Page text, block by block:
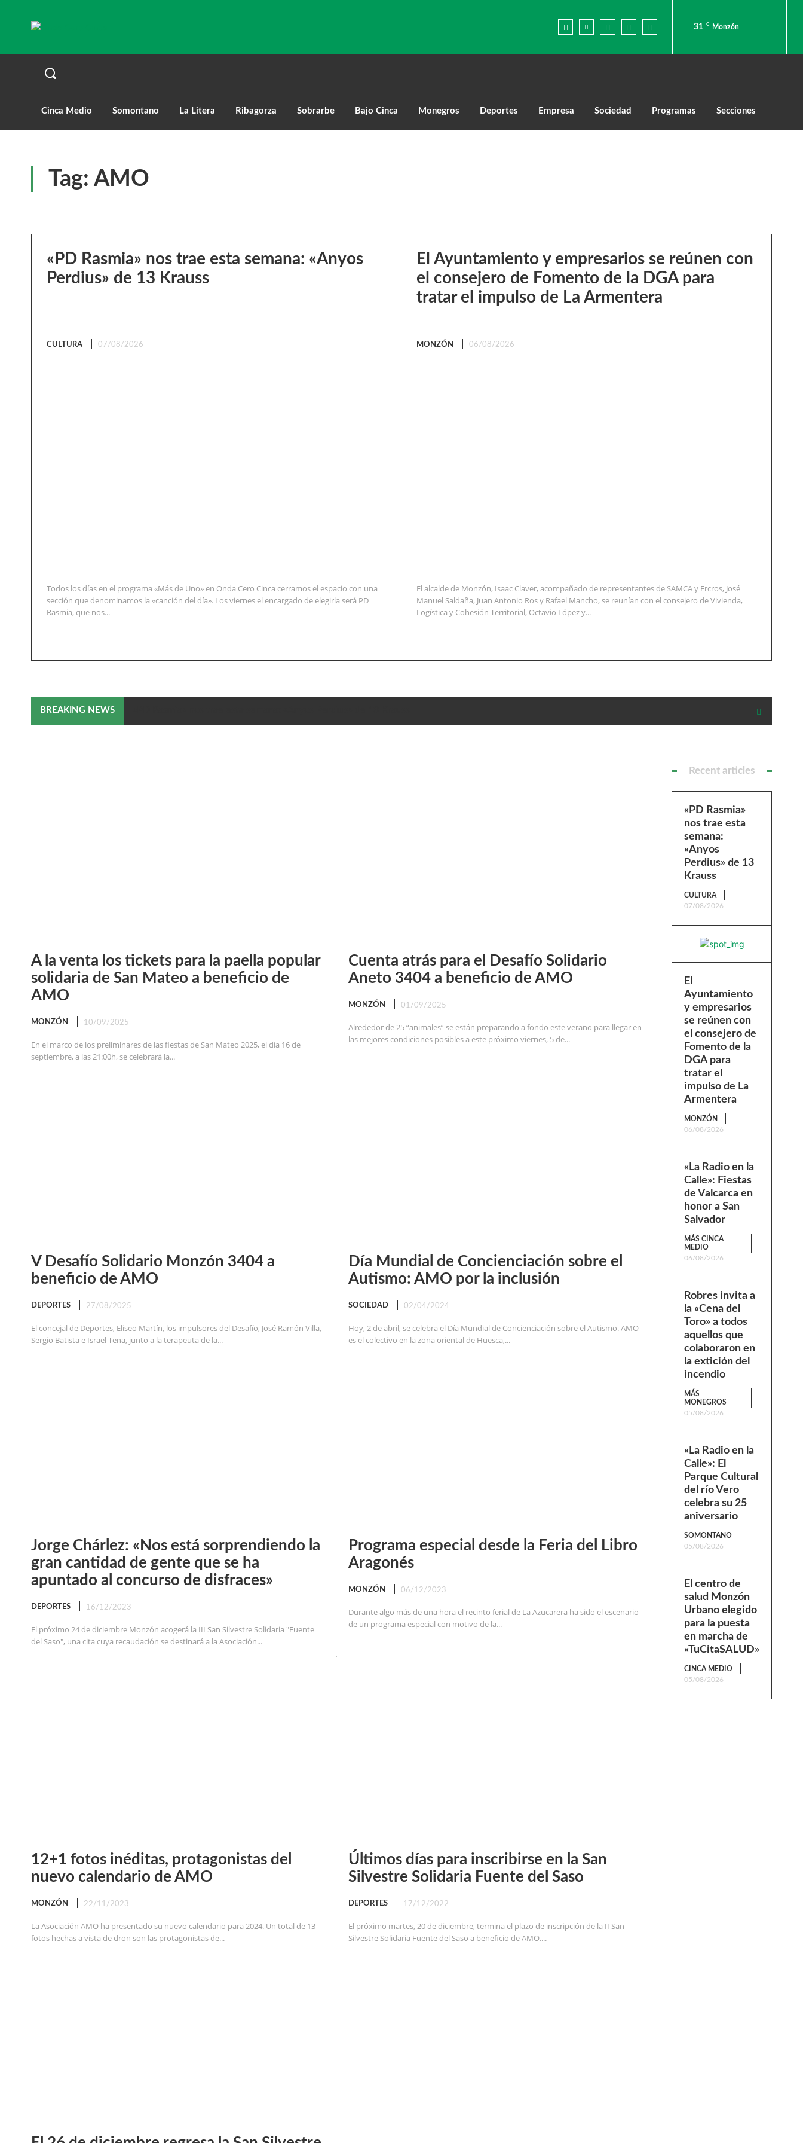
31 C Monzón
Cinca Medio Somontano La Litera Ribagorza Sobrarbe Bajo Cinca Monegros Deportes Empresa Sociedad Programas Secciones
Tag: AMO
«PD Rasmia» nos trae esta semana: «Anyos
Perdius» de 13 Krauss
CULTURA 07/08/2026
Todos los días en el programa «Más de Uno» en Onda Cero Cinca cerramos el espacio con una
sección que denominamos la «canción del día». Los viernes el encargado de elegirla será PD
Rasmia, que nos...
El Ayuntamiento y empresarios se reúnen con
el consejero de Fomento de la DGA para
tratar el impulso de La Armentera
MONZÓN 06/08/2026
El alcalde de Monzón, Isaac Claver, acompañado de representantes de SAMCA y Ercros, José
Manuel Saldaña, Juan Antonio Ros y Rafael Mancho, se reunían con el consejero de Vivienda,
Logística y Cohesión Territorial, Octavio López y...
BREAKING NEWS
A la venta los tickets para la paella popular
solidaria de San Mateo a beneficio de
AMO
MONZÓN 10/09/2025
En el marco de los preliminares de las fiestas de San Mateo 2025, el día 16 de
septiembre, a las 21:00h, se celebrará la...
Cuenta atrás para el Desafío Solidario
Aneto 3404 a beneficio de AMO
MONZÓN 01/09/2025
Alrededor de 25 “animales” se están preparando a fondo este verano para llegar en
las mejores condiciones posibles a este próximo viernes, 5 de...
V Desafío Solidario Monzón 3404 a
beneficio de AMO
DEPORTES 27/08/2025
El concejal de Deportes, Eliseo Martín, los impulsores del Desafío, José Ramón Villa,
Sergio Batista e Israel Tena, junto a la terapeuta de la...
Día Mundial de Concienciación sobre el
Autismo: AMO por la inclusión
SOCIEDAD 02/04/2024
Hoy, 2 de abril, se celebra el Día Mundial de Concienciación sobre el Autismo. AMO
es el colectivo en la zona oriental de Huesca,...
Jorge Chárlez: «Nos está sorprendiendo la
gran cantidad de gente que se ha
apuntado al concurso de disfraces»
DEPORTES 16/12/2023
El próximo 24 de diciembre Monzón acogerá la III San Silvestre Solidaria "Fuente
del Saso", una cita cuya recaudación se destinará a la Asociación...
Programa especial desde la Feria del Libro
Aragonés
MONZÓN 06/12/2023
Durante algo más de una hora el recinto ferial de La Azucarera ha sido el escenario
de un programa especial con motivo de la...
12+1 fotos inéditas, protagonistas del
nuevo calendario de AMO
MONZÓN 22/11/2023
La Asociación AMO ha presentado su nuevo calendario para 2024. Un total de 13
fotos hechas a vista de dron son las protagonistas de...
Últimos días para inscribirse en la San
Silvestre Solidaria Fuente del Saso
DEPORTES 17/12/2022
El próximo martes, 20 de diciembre, termina el plazo de inscripción de la II San
Silvestre Solidaria Fuente del Saso a beneficio de AMO....
Recent articles
«PD Rasmia»
nos trae esta
semana:
«Anyos
Perdius» de 13
Krauss
CULTURA
07/08/2026
El
Ayuntamiento
y empresarios
se reúnen con
el consejero de
Fomento de la
DGA para
tratar el
impulso de La
Armentera
MONZÓN
06/08/2026
«La Radio en la
Calle»: Fiestas
de Valcarca en
honor a San
Salvador
MÁS CINCA
MEDIO
06/08/2026
Robres invita a
la «Cena del
Toro» a todos
aquellos que
colaboraron en
la extición del
incendio
MÁS
MONEGROS
05/08/2026
«La Radio en la
Calle»: El
Parque Cultural
del río Vero
celebra su 25
aniversario
SOMONTANO
05/08/2026
El centro de
salud Monzón
Urbano elegido
para la puesta
en marcha de
«TuCitaSALUD»
CINCA MEDIO
05/08/2026